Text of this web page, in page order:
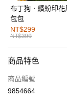
運送方式
全家取貨付款
每筆NT$60，滿
付款後全家取貨
萊爾富取貨付款
布丁狗．繽紛印花
包包
NT$299
NT$399
商品特色
商品編號
9854664